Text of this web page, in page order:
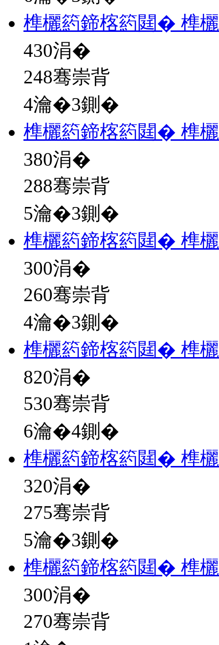
榫欐箹鍗楁箹閮� 榫
430涓�
248骞崇背
4瀹�3鍘�
榫欐箹鍗楁箹閮� 榫
380涓�
288骞崇背
5瀹�3鍘�
榫欐箹鍗楁箹閮� 榫
300涓�
260骞崇背
4瀹�3鍘�
榫欐箹鍗楁箹閮� 榫
820涓�
530骞崇背
6瀹�4鍘�
榫欐箹鍗楁箹閮� 榫
320涓�
275骞崇背
5瀹�3鍘�
榫欐箹鍗楁箹閮� 榫
300涓�
270骞崇背